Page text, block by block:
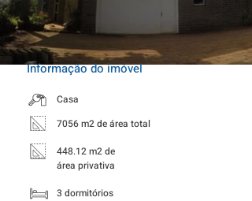
Informação do imóvel
Casa
7056 m2 de área total
3 dormitórios
448.12 m2 de
área privativa